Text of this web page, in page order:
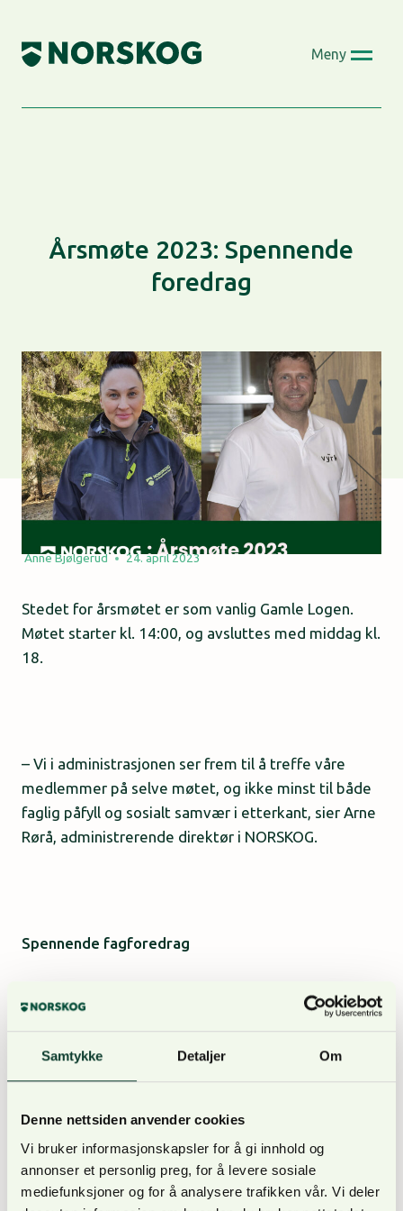
Samtykke Detaljer Om
Denne nettsiden anvender cookies
Vi bruker informasjonskapsler for å gi innhold og
annonser et personlig preg, for å levere sosiale
mediefunksjoner og for å analysere trafikken vår. Vi deler
content
Meny
Årsmøte 2023: Spennende
foredrag
Anne Bjølgerud 24. april 2023
Stedet for årsmøtet er som vanlig Gamle Logen.
Møtet starter kl. 14:00, og avsluttes med middag kl.
18.
– Vi i administrasjonen ser frem til å treffe våre
medlemmer på selve møtet, og ikke minst til både
faglig påfyll og sosialt samvær i etterkant, sier Arne
Rørå, administrerende direktør i NORSKOG.
Spennende fagforedrag
Fagforedragene på årets møte starter 16:30.
De to temaene for foredragene er: